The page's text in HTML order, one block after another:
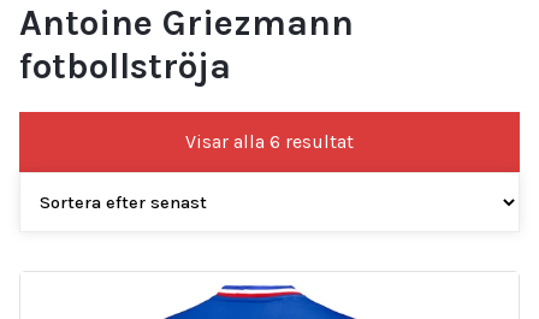
Antoine Griezmann
fotbollströja
Visar alla 6 resultatSortera
efter